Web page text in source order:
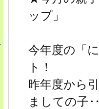
ップ」
今年度の「
ト！
昨年度から
ましての子